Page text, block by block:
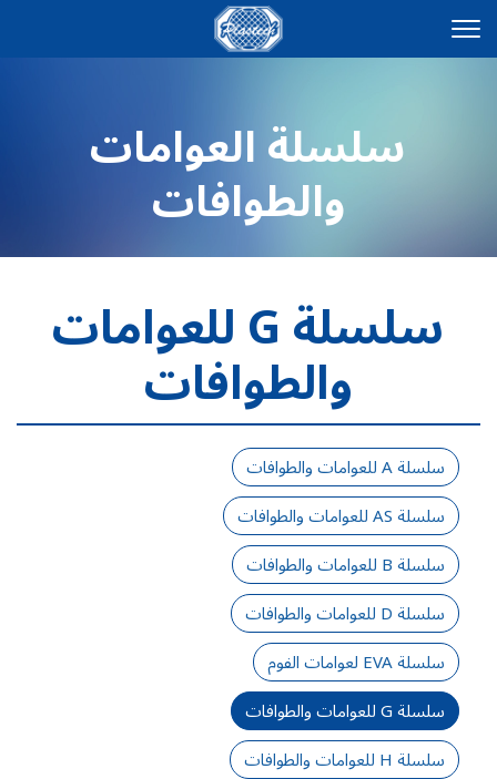
سلسلة العوامات
والطوافات
سلسلة G للعوامات
والطوافات
سلسلة A للعوامات والطوافات
سلسلة AS للعوامات والطوافات
سلسلة B للعوامات والطوافات
سلسلة D للعوامات والطوافات
سلسلة EVA لعوامات الفوم
سلسلة G للعوامات والطوافات
سلسلة H للعوامات والطوافات